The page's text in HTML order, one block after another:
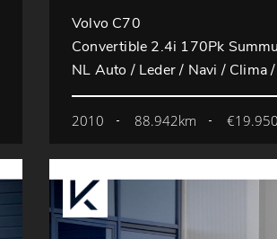
Volvo C70
Convertible 2.4i 170Pk
NL Auto / Leder / Navi / Clima
2010 88.942km €19.950